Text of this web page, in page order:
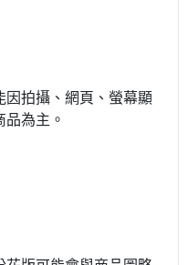
因拍攝、網頁、螢幕顯
為主。